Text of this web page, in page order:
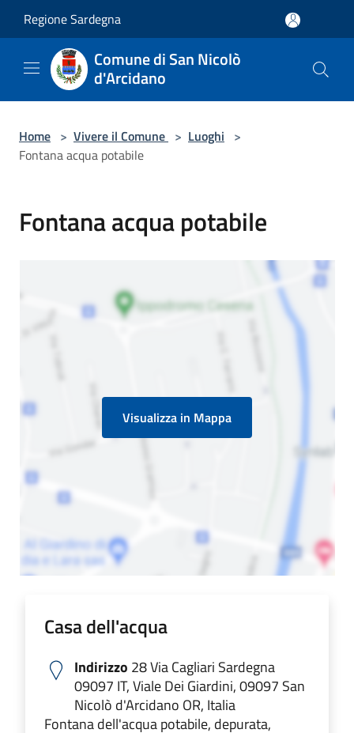
Regione Sardegna
Comune di San Nicolò
d'Arcidano
Home > Vivere il Comune > Luoghi >
Fontana acqua potabile
Fontana acqua potabile
Visualizza in Mappa
Casa dell'acqua
Indirizzo 28 Via Cagliari Sardegna
09097 IT, Viale Dei Giardini, 09097 San
Nicolò d'Arcidano OR, Italia
Fontana dell'acqua potabile, depurata,